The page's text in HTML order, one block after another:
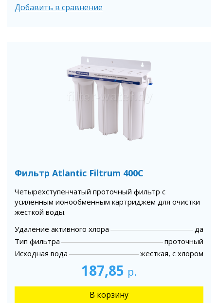
Добавить в сравнение
Фильтр Atlantic Filtrum 400C
Четырехступенчатый проточный фильтр с
усиленным ионообменным картриджем для очистки
жесткой воды.
Удаление активного хлора
да
Тип фильтра
проточный
Исходная вода
жесткая, с хлором
187,85 р.